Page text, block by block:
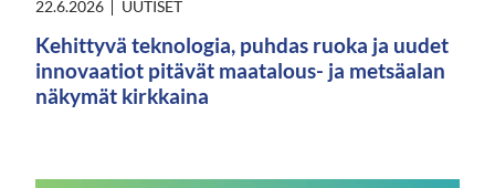
22.6.2026 UUTISET
Kehittyvä teknologia, puhdas ruoka ja uudet
innovaatiot pitävät maatalous- ja metsäalan
näkymät kirkkaina